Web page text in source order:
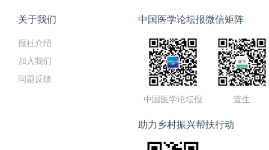
关于我们
报社介绍
加入我们
问题反馈
中国医学论坛报微信矩阵
中国医学论坛报 壹生
助力乡村振兴帮扶行动